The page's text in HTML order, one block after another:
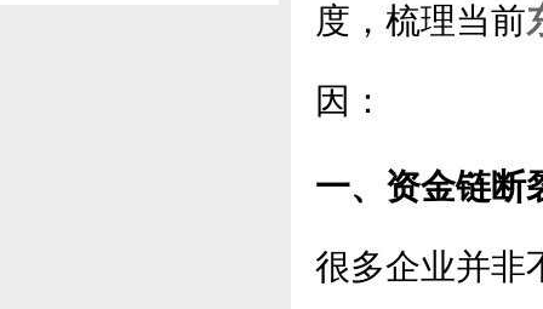
度，梳理当前
因：
一、资金链断
很多企业并非